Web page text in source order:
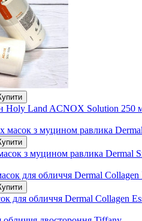
Holy Land ACNOX Solution 250
з муцином равлика Dermal
для обличчя Dermal Collagen